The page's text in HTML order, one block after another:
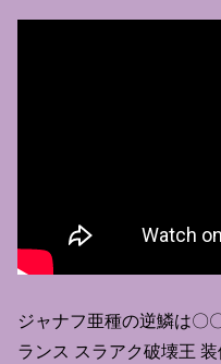
ジャナフ亜種の逆鱗は〇
ランス スラアク破壊王 装